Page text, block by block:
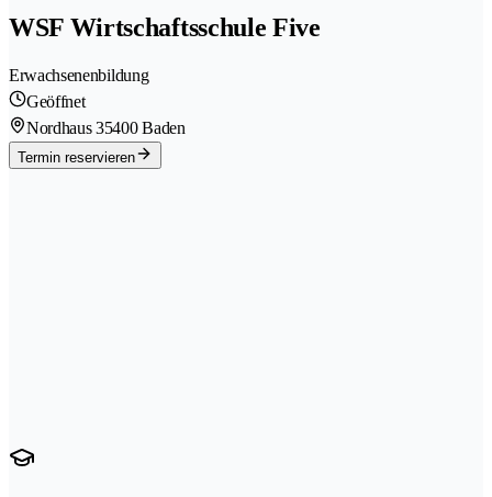
WSF Wirtschaftsschule Five
Erwachsenenbildung
Geöffnet
Nordhaus 35400 Baden
Termin reservieren